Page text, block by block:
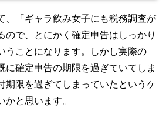
、「ギャラ飲み女子にも税務調査が
ので、とにかく確定申告はしっかり
うことになります。しかし実際の
に確定申告の期限を過ぎていてしま
期限を過ぎてしまっていたというケ
かと思います。